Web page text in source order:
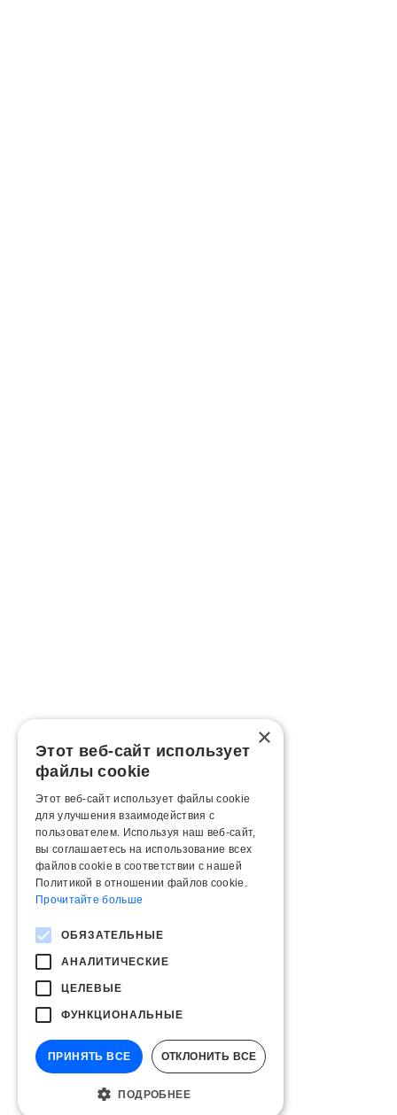
×
Этот веб-сайт использует
файлы cookie
Этот веб-сайт использует файлы cookie
для улучшения взаимодействия с
пользователем. Используя наш веб-сайт,
вы соглашаетесь на использование всех
файлов cookie в соответствии с нашей
Политикой в ​​отношении файлов cookie.
Прочитайте больше
ОБЯЗАТЕЛЬНЫЕ
АНАЛИТИЧЕСКИЕ
ЦЕЛЕВЫЕ
ФУНКЦИОНАЛЬНЫЕ
ПРИНЯТЬ ВСЕ ОТКЛОНИТЬ ВСЕ
ПОДРОБНЕЕ